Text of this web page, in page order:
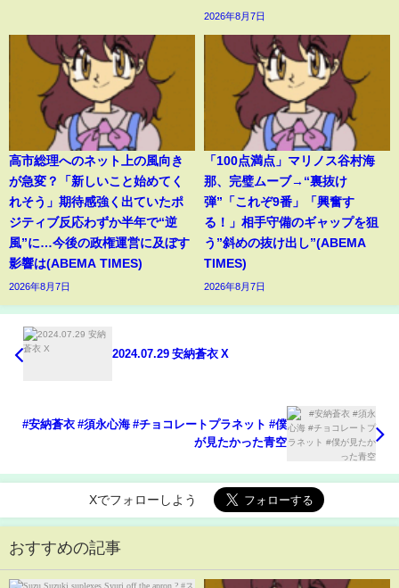
2026年8月7日
高市総理へのネット上の風向き
が急変？「新しいこと始めてく
れそう」期待感強く出ていたポ
ジティブ反応わずか半年で“逆
風”に…今後の政権運営に及ぼす
影響は(ABEMA TIMES)
2026年8月7日
「100点満点」マリノス谷村海
那、完璧ムーブ→“裏抜け
弾”「これぞ9番」「興奮す
る！」相手守備のギャップを狙
う”斜めの抜け出し”(ABEMA
TIMES)
2026年8月7日
2024.07.29 安納蒼衣 X
#安納蒼衣 #須永心海 #チョコレートプラネット #僕
が見たかった青空
Xでフォローしよう
おすすめの記事